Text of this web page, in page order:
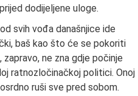
dodijeljene uloge.
svih vođa današnjice ide
baš kao što će se pokoriti
ne zna gdje počinje
ratnozločinačkoj politici. Onoj
ruši sve pred sobom.